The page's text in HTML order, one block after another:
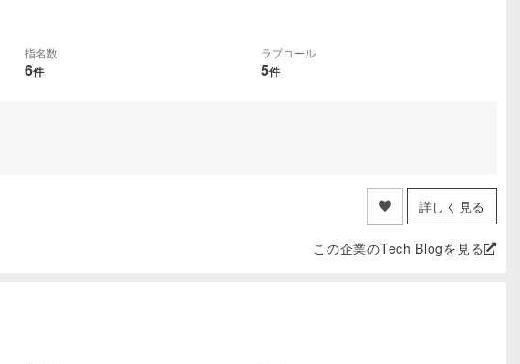
指名数
6件
ラブコール
5件
詳しく見る
この企業のTech Blogを見る